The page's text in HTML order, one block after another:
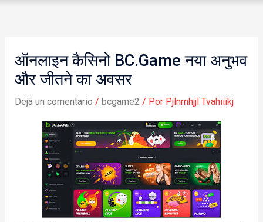
ऑनलाइन कैसिनो BC.Game नया अनुभव
और जीतने का अवसर
Dejá un comentario / bcgame2 / Por Pjlnrnhjjl Tvahiiikj